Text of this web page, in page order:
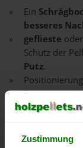
Zustimmung
Ein
besseres
geflieste
Schutz der
Putz.
Lagerräumen
baulichen